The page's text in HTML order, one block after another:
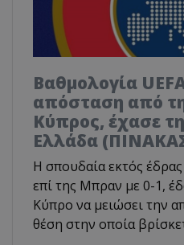
Βαθμολογία
απόσταση από
Κύπρος, έχασε
Ελλάδα
Η σπουδαία εκτός
επί της Μπραν με 0-1,
Κύπρο να μειώσει την
θέση στην οποία